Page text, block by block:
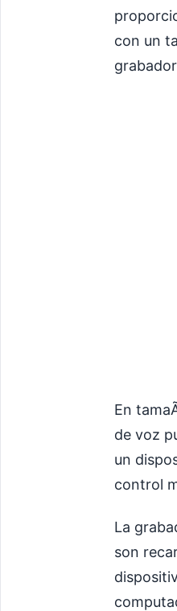
con un
En
de voz
un
control
La
son